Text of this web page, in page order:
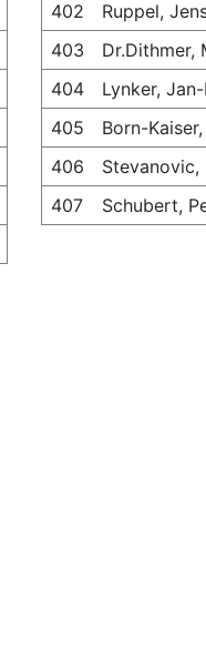
402
Ruppel,
403
Dr.Dithmer,
404
Lynker,
405
Born-
406
Stevanovic,
407
Schubert,